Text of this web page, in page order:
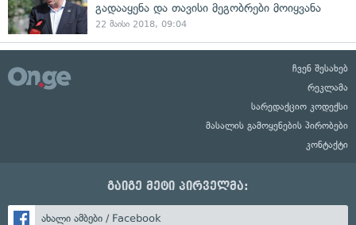
გადააყენა და თავისი მეგობრები მოიყვანა
22 მაისი 2018, 09:04
ჩვენ შესახებ
რეკლამა
სარედაქციო კოდექსი
მასალის გამოყენების პირობები
კონტაქტი
გაიგე მეტი პირველმა:
ახალი ამბები / Facebook